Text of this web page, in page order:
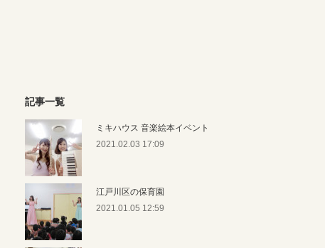
記事一覧
ミキハウス 音楽絵本イベント
2021.02.03 17:09
江戸川区の保育園
2021.01.05 12:59